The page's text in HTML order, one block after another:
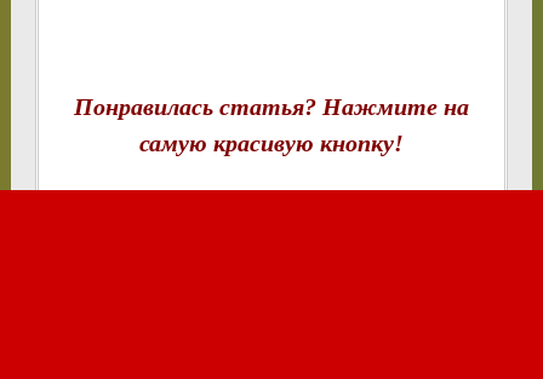
Понравилась статья? Нажмите на
самую красивую кнопку!